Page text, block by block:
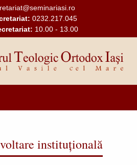
0232.217.045
10.00 - 13.00
instituțională